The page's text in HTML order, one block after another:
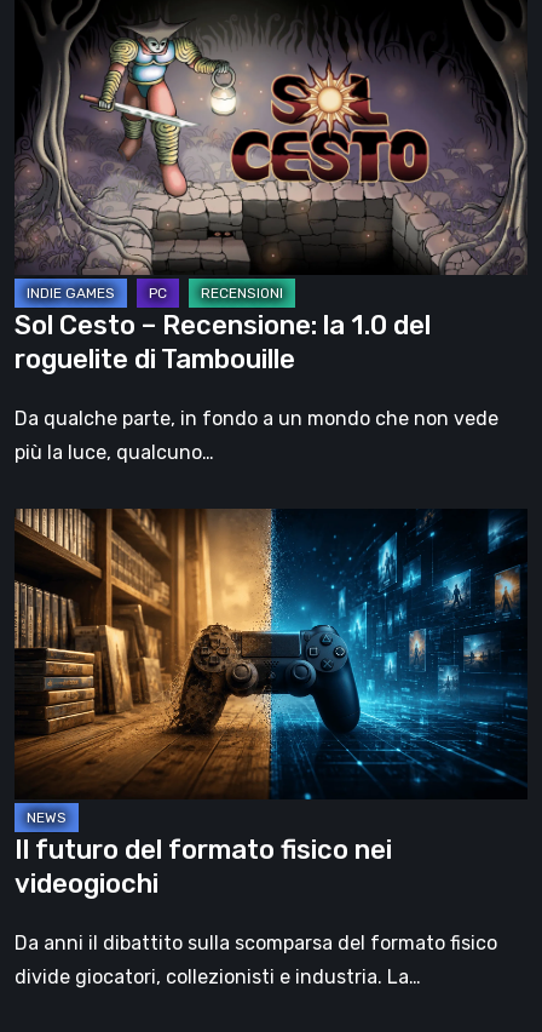
Cesto
Recensione:
la
1.0
del
roguelite
di
Tambouille
Sol Cesto – Recensione: la 1.0 del
roguelite di Tambouille
Da qualche parte, in fondo a un mondo che non vede
più la luce, qualcuno…
Il
futuro
del
formato
fisico
videogiochi
Il futuro del formato fisico nei
videogiochi
Da anni il dibattito sulla scomparsa del formato fisico
divide giocatori, collezionisti e industria. La…